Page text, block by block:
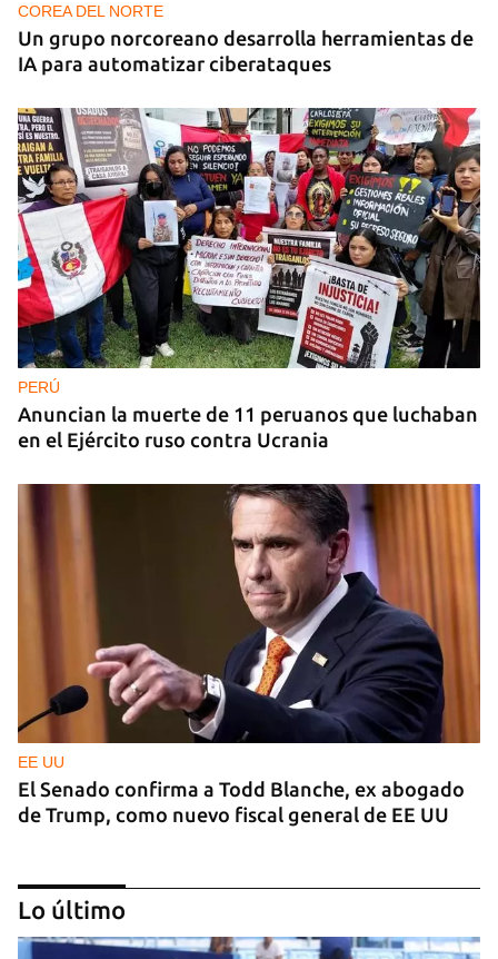
COREA DEL NORTE
Un grupo norcoreano desarrolla herramientas de
IA para automatizar ciberataques
PERÚ
Anuncian la muerte de 11 peruanos que luchaban
en el Ejército ruso contra Ucrania
EE UU
El Senado confirma a Todd Blanche, ex abogado
de Trump, como nuevo fiscal general de EE UU
Lo último